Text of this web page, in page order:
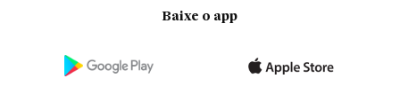
Baixe o app